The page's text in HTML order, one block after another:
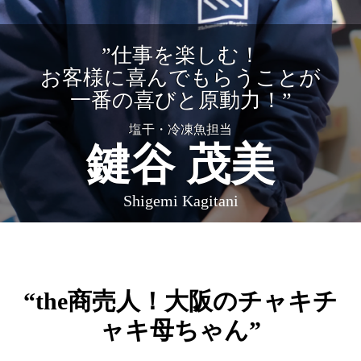
”仕事を楽しむ！
お客様に喜んでもらうことが
一番の喜びと原動力！”
塩干・冷凍魚担当
鍵谷 茂美
Shigemi Kagitani
“the商売人！大阪のチャキチ
ャキ母ちゃん”